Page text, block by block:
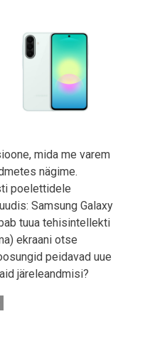
mida me varem
nägime.
poelettidele
Samsung Galaxy
tuua tehisintellekti
ekraani otse
peidavad uue
järeleandmisi?